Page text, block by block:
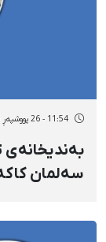
11:54 - 26 پووشپەڕ 2726
بەندیخانەی
سەلمان